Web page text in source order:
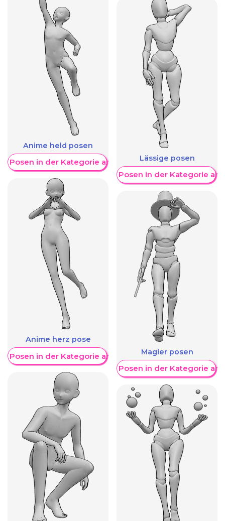
Anime held posen
Posen in der Kategorie anzeigen
Anime herz pose
Posen in der Kategorie anzeigen
Lässige posen
Weitere Posen in der Kategorie
Magier posen
Weitere Posen in der Kategorie